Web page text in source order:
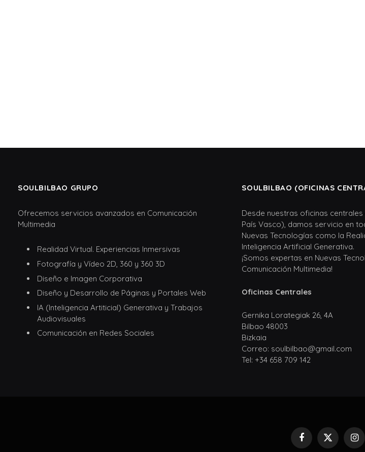
SOULBILBAO GRUPO
Ofrecemos servicios avanzados en Comunicación
Multimedia
Realidad Virtual. Experiencias Inmersivas
Fotografía y Vídeo 2D, 360 y 360 3D
Diseño e Imagen Corporativa
Diseño y Desarrollo de Páginas y Portales Web
IA (Inteligencia Artiticial) Generativa y Trabajos
Audiovisuales
Comunicación en Redes Sociales
SOULBILBAO (OFICINAS
Desde nuestras oficinas centrales
País Vasco), damos servicio en
Nuevas Tecnologías como la
Inteligencia Artificial Generativa.
¡Somos expertas en Nuevas
Comunicación Multimedia!
Oficinas Centrales
Gernika Lorategiak 26, 4A
Bilbao 48003
Bizkaia
Correo: soulbilbao@gmail.com
Tel: +34 658 709 142
Facebook
X